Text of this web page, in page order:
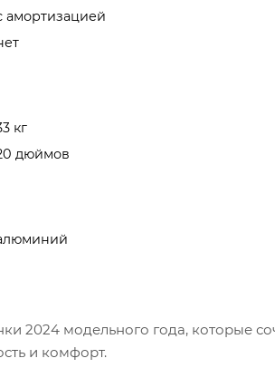
амортизацией
кг
дюймов
2024 модельного года, которые
и комфорт.